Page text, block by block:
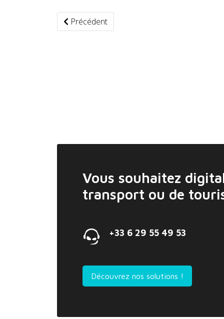
Article précédent : De nouvelles solutions
Précédent
Vous souhaitez
transport ou de
+33 6 29 55 49 53
Découvrez nos solutions !